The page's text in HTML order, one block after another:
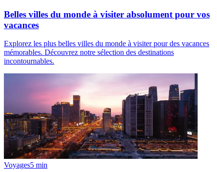
Belles villes du monde à visiter absolument pour vos
vacances
Explorez les plus belles villes du monde à visiter pour des vacances
mémorables. Découvrez notre sélection des destinations
incontournables.
Voyages5 min